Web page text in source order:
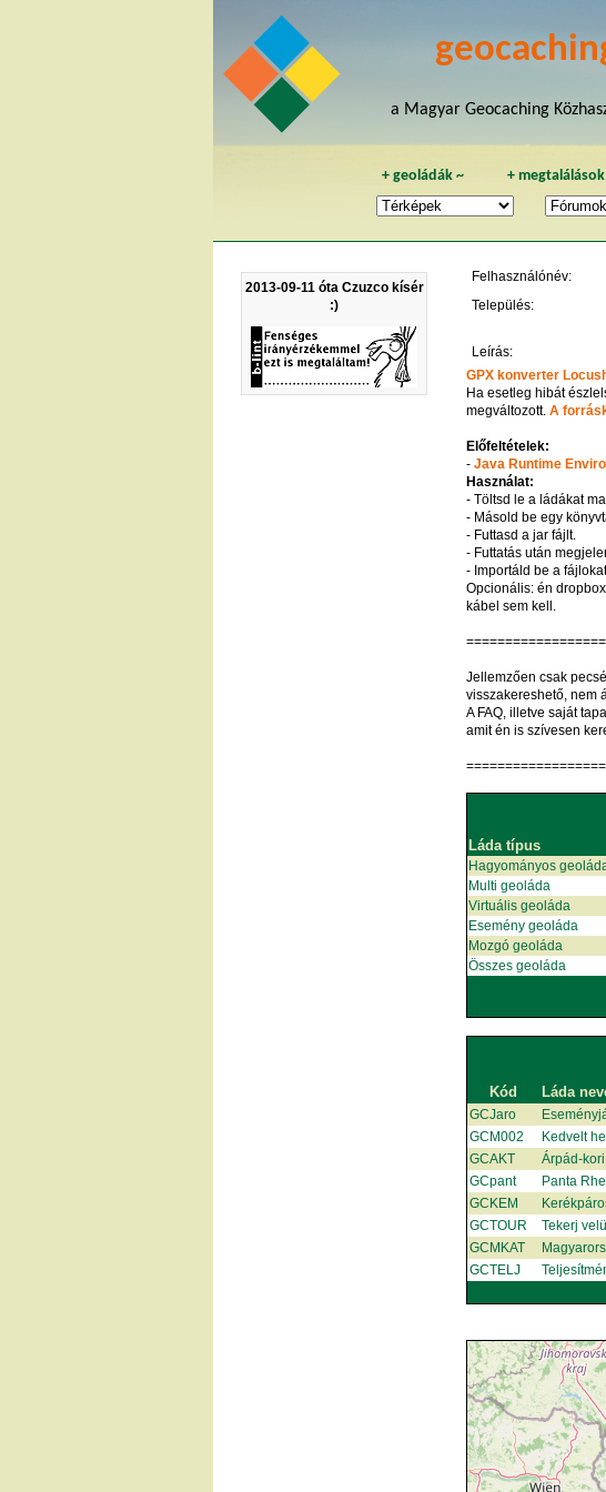
a Magyar Geocaching
+geoládák ~ + megtalálások
2013-09-11 óta Czuzco kísér
:)
Felhasználónév:
Település:
Leírás:
GPX konverter
Ha esetleg hibát
megváltozott.A
Előfeltételek:
-Java Runtime
Használat:
- Töltsd le a ládákat
- Másold be egy
- Futtasd a jar fájlt.
- Futtatás után
- Importáld be a
Opcionális: én
kábel sem kell.
Jellemzően csak
visszakereshető, nem
A FAQ, illetve saját
amit én is szívesen
Láda típus
Hagyományos
Multi geoláda
Virtuális geoláda
Esemény geoláda
Mozgó geoláda
Összes geoláda
Kód Láda
GCJaro
GCM002
Kedvelt
GCAKT
Árpád-
GCpant
Panta
GCKEM
GCTOUR
Tekerj
GCMKAT
GCTELJ